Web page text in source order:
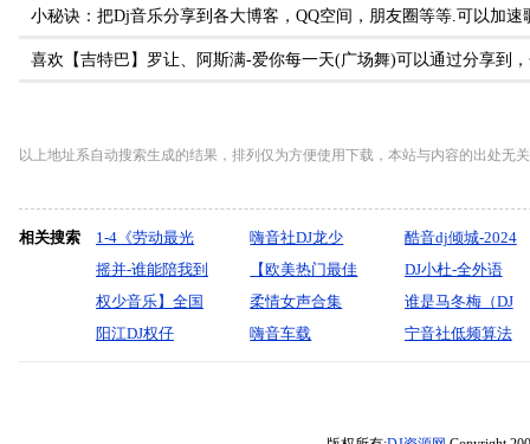
小秘诀：把Dj音乐分享到各大博客，QQ空间，朋友圈等等.可以加速
喜欢【吉特巴】罗让、阿斯满-爱你每一天(广场舞)可以通过分享到
以上地址系自动搜索生成的结果，排列仅为方便使用下载，本站与内容的出处无
相关搜索
1-4《劳动最光
荣》五一节专辑
（添加了1234）
嗨音社DJ龙少
《中文弹鼓车载
慢摇（离开又出
现）ProgHouse3
酷音dj倾城-2024
越南音乐
HOUSE_LAK深
宅混音舞曲串烧
摇并-谁能陪我到
最后-王馨（太
原-王源制作）
【欧美热门最佳
Deep_House抖·
音女声神曲】
DJ小杜-全外语
FK电音心动的声
音就是这旋律慢
权少音乐】全国
语经典情歌翻唱
柔情女声合集
谁是马冬梅（DJ
余意Remxi）A版
阳江DJ权仔
嗨音车载
宁音社低频算法